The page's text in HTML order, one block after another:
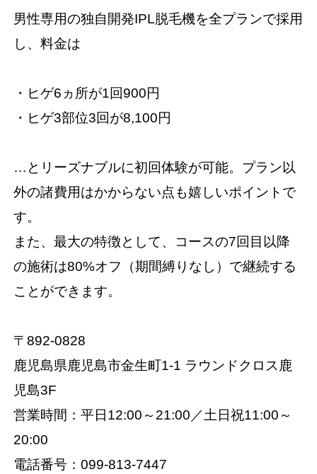
男性専用の独自開発IPL脱毛機を全プランで採用
し、料金は
・ヒゲ6ヵ所が1回900円
・ヒゲ3部位3回が8,100円
…とリーズナブルに初回体験が可能。プラン以
外の諸費用はかからない点も嬉しいポイントで
す。
また、最大の特徴として、コースの7回目以降
の施術は80%オフ（期間縛りなし）で継続する
ことができます。
〒892-0828
鹿児島県鹿児島市金生町1-1 ラウンドクロス鹿
児島3F
営業時間：平日12:00～21:00／土日祝11:00～
20:00
電話番号：099-813-7447